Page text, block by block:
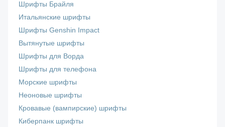
Шрифты Брайля
Итальянские шрифты
Шрифты Genshin Impact
Вытянутые шрифты
Шрифты для Ворда
Шрифты для телефона
Морские шрифты
Неоновые шрифты
Кровавые (вампирские) шрифты
Киберпанк шрифты